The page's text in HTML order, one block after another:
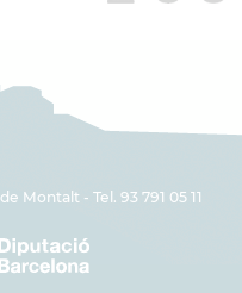
Montalt - Tel. 93 791 05 11